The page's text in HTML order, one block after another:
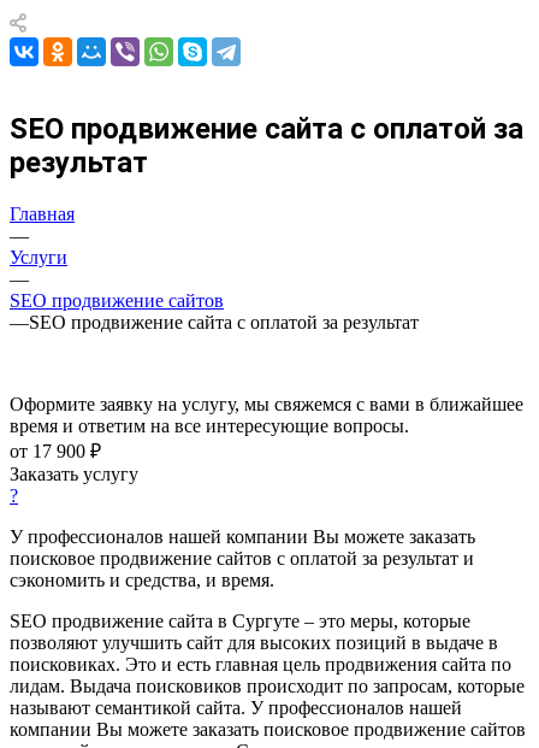
SEO продвижение сайта с оплатой за
результат
Главная
—
Услуги
—
SEO продвижение сайтов
—SEO продвижение сайта с оплатой за результат
Оформите заявку на услугу, мы свяжемся с вами в ближайшее
время и ответим на все интересующие вопросы.
от 17 900 ₽
Заказать услугу
?
У профессионалов нашей компании Вы можете заказать
поисковое продвижение сайтов с оплатой за результат и
сэкономить и средства, и время.
SEO продвижение сайта в Сургуте – это меры, которые
позволяют улучшить сайт для высоких позиций в выдаче в
поисковиках. Это и есть главная цель продвижения сайта по
лидам. Выдача поисковиков происходит по запросам, которые
называют семантикой сайта. У профессионалов нашей
компании Вы можете заказать поисковое продвижение сайтов